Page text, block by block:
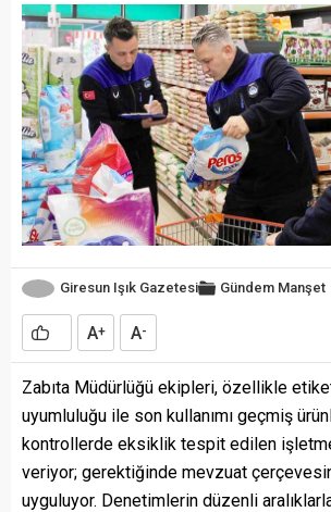
Giresun Işık Gazetesi Gündem Manşet
A+ A-
Zabıta Müdürlüğü ekipleri, özellikle
uyumluluğu ile son kullanımı geçmiş
kontrollerde eksiklik tespit edilen
veriyor; gerektiğinde mevzuat
uyguluyor. Denetimlerin düzenli